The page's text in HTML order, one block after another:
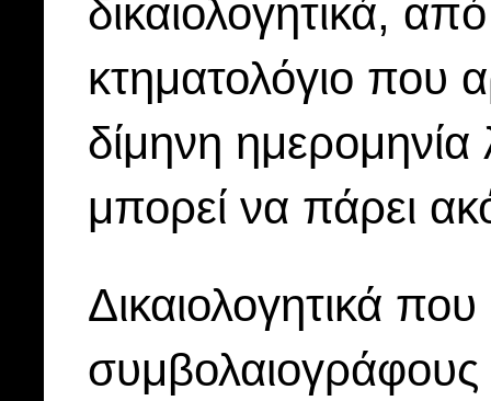
δικαιολογητικά,
κτηματολόγιο που
δίμηνη ημερομηνία
μπορεί να πάρει
Δικαιολογητικά